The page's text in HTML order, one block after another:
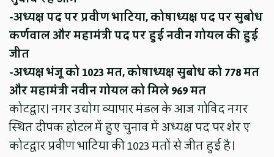
-अध्यक्ष पद पर प्रवीण भाटिया, कोषाध्यक्ष पद पर सुबोध
कर्णवाल और महामंत्री पद पर हुई नवीन गोयल की हुई
जीत
-अध्यक्ष भंजू को 1023 मत, कोषाध्यक्ष सुबोध को 778 मत
और महामंत्री नवीन गोयल को मिले 969 मत
कोटद्वार। नगर उद्योग व्यापार मंडल के आज गोविंद नगर
स्थित दीपक होटल में हुए चुनाव में अध्यक्ष पद पर शेर ए
कोटद्वार प्रवीण भाटिया की 1023 मतों से जीत हुई है।